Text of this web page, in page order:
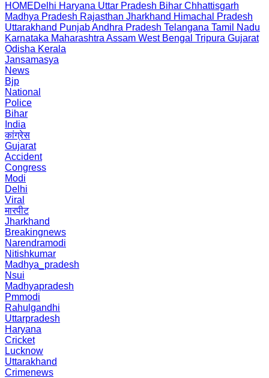
HOMEDelhi Haryana Uttar Pradesh Bihar Chhattisgarh
Madhya Pradesh Rajasthan Jharkhand Himachal Pradesh
Uttarakhand PunjabAndhra Pradesh Telangana Tamil Nadu
Karnataka Maharashtra Assam West Bengal Tripura Gujarat
Odisha Kerala
Jansamasya
News
Bjp
National
Police
Bihar
India
कांग्रेस
Gujarat
Accident
Congress
Modi
Delhi
Viral
मारपीट
Jharkhand
Breakingnews
Narendramodi
Nitishkumar
Madhya_pradesh
Nsui
Madhyapradesh
Pmmodi
Rahulgandhi
Uttarpradesh
Haryana
Cricket
Lucknow
Uttarakhand
Crimenews